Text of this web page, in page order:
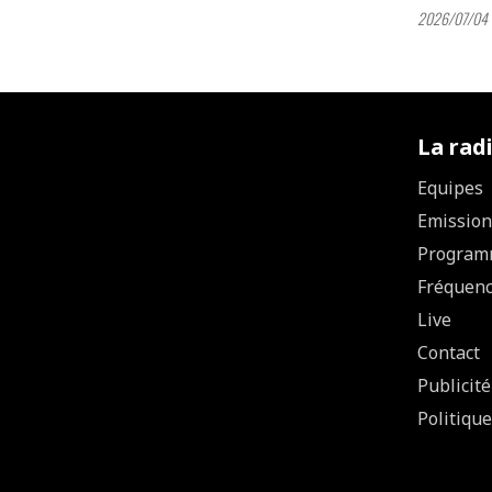
2026/07/04
La
Equipes
Live
Contact
Publicité